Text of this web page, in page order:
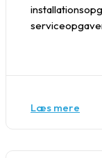
Læs mere